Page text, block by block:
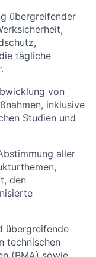
übergreifender
tägliche
von
inklusive
Studien und
aller
den
übergreifende
technischen